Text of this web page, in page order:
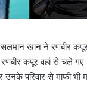
खान ने रणबीर
रणबीर कपूर वहां से चले
परिवार से माफी भी